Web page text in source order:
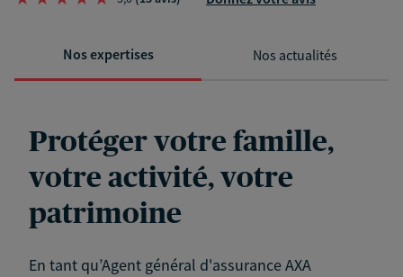
Nos expertises Nos actualités
Protéger votre famille,
votre activité, votre
patrimoine
En tant qu’Agent général d'assurance AXA